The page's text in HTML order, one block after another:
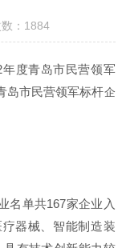
：1884
度青岛市民营领军
岛市民营领军标杆企
名单共167家企业入
器械、智能制造装